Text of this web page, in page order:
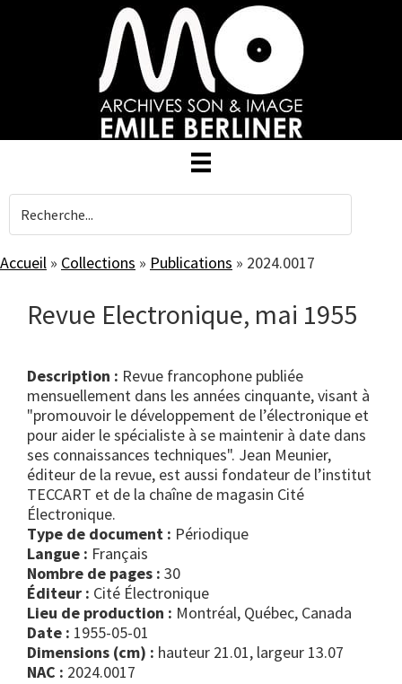
Accueil » Collections » Publications » 2024.0017
Revue Electronique, mai 1955
Description : Revue francophone publiée
mensuellement dans les années cinquante, visant à
"promouvoir le développement de l’électronique et
pour aider le spécialiste à se maintenir à date dans
ses connaissances techniques". Jean Meunier,
éditeur de la revue, est aussi fondateur de l’institut
TECCART et de la chaîne de magasin Cité
Électronique.
Type de document :
périodique
Langue : Français
Nombre de pages : 30
Éditeur : Cité Électronique
Lieu de production : Montréal, Québec, Canada
Date : 1955-05-01
Dimensions (cm) : hauteur 21.01, largeur 13.07
NAC : 2024.0017